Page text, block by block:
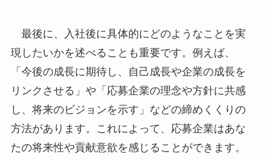
最後に、入社後に具体的にどのようなことを実
現したいかを述べることも重要です。例えば、
「今後の成長に期待し、自己成長や企業の成長を
リンクさせる」や「応募企業の理念や方針に共感
し、将来のビジョンを示す」などの締めくくりの
方法があります。これによって、応募企業はあな
たの将来性や貢献意欲を感じることができます。